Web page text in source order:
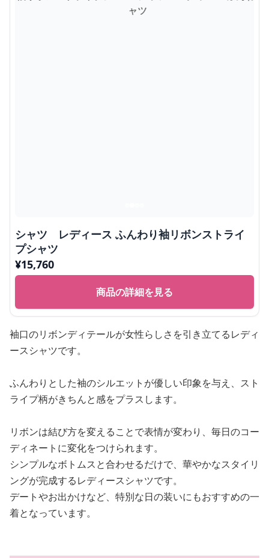
シャツ レディース ふんわり袖リボンストライ
プシャツ
¥15,760
商品の詳細を見る
袖口のリボンディテールが女性らしさを引き立てるレディ
ースシャツです。
ふんわりとした袖のシルエットが優しい印象を与え、スト
ライプ柄がきちんと感をプラスします。
リボンは結び方を変えることで表情が変わり、毎日のコー
ディネートに変化をつけられます。
シンプルなボトムスと合わせるだけで、華やかなスタイリ
ングが完成するレディースシャツです。
デートやお出かけなど、特別な日の装いにもおすすめの一
着となっています。